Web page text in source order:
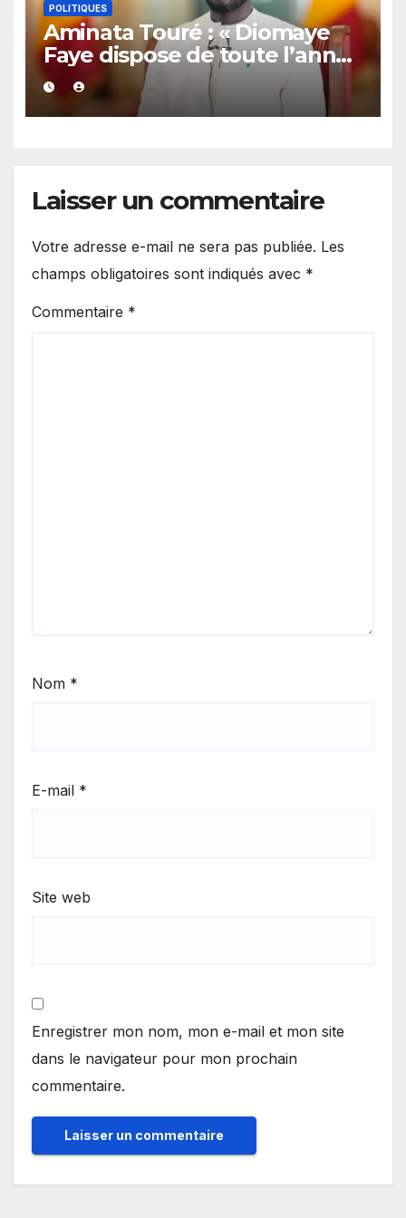
POLITIQUES
Aminata Touré : « Diomaye
Faye dispose de toute l’année
2027 pour organiser les
élections locales dans la
légalité »
Laisser un commentaire
Votre adresse e-mail ne sera pas publiée. Les
champs obligatoires sont indiqués avec *
Commentaire *
Nom *
E-mail *
Site web
Enregistrer mon nom, mon e-mail et mon site
dans le navigateur pour mon prochain
commentaire.